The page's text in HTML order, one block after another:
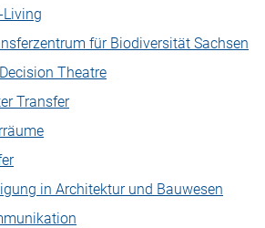
für Biodiversität Sachsen
Theatre
Transfer
in Architektur und Bauwesen